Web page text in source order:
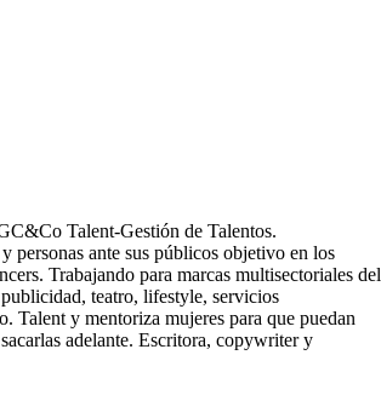
Talent-Gestión de Talentos.
personas ante sus públicos objetivo en los
Trabajando para marcas multisectoriales del
teatro, lifestyle, servicios
Talent y mentoriza mujeres para que puedan
adelante. Escritora, copywriter y